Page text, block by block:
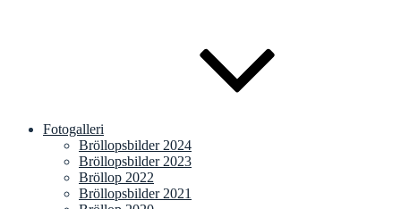
Fotogalleri
Bröllopsbilder 2024
Bröllopsbilder 2023
Bröllop 2022
Bröllopsbilder 2021